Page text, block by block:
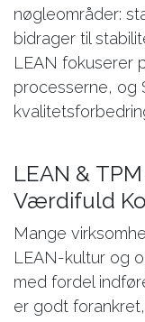
nøgleområder:
bidrager til
LEAN fokuserer
processerne, og
LEAN &
Værdifuld
Mange
LEAN-kultur og
med fordel
er godt